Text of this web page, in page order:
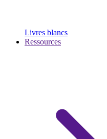
Livres blancs
Ressources